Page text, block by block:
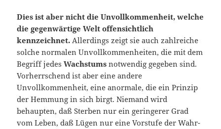
Dies ist aber nicht die Unvollkommenheit, welche
die gegenwärtige Welt offensichtlich
kennzeichnet. Allerdings zeigt sie auch zahlreiche
solche normalen Unvollkommenheiten, die mit dem
Begriff jedesWachstums notwendig gegeben sind.
Vorherrschend ist aber eine andere
Unvollkommenheit, eine anormale, die ein Prinzip
der Hem­mung in sich birgt. Niemand wird
behaupten, daß Sterben nur ein geringerer Grad
vom Leben, daß Lügen nur eine Vorstufe der Wahr­